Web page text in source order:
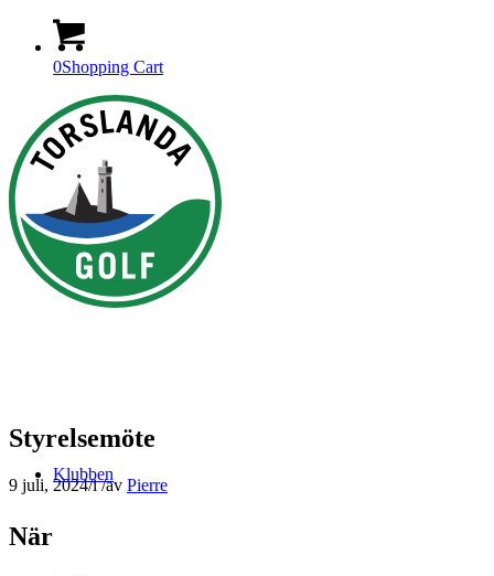
0Shopping Cart
Klubben
Styrelsemöte
9 juli, 2024/i/av Pierre
När